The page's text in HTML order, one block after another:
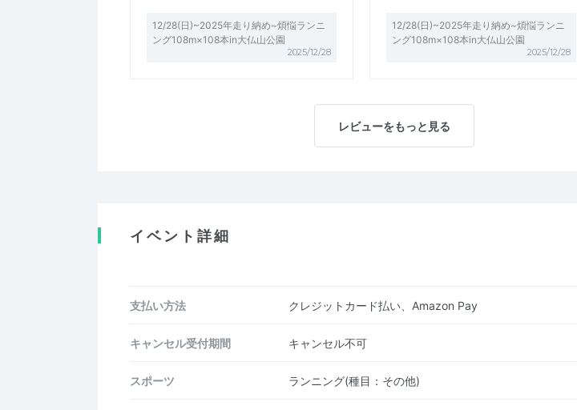
12/28(日)~2025年走り納め~煩悩ランニ
ング108m×108本in大仏山公園
2025/12/28
12/28(日)~2025年走り納め~煩悩ランニ
ング108m×108本in大仏山公園
2025/12/28
レビューをもっと見る
イベント詳細
支払い方法 クレジットカード払い、Amazon Pay
キャンセル受付期間 キャンセル不可
スポーツ ランニング(種目：その他)